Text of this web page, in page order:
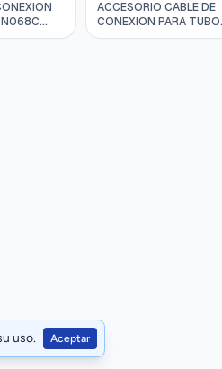
ACCESORIO CABLE DE
CONEXION PARA TUBO
LED DE SLIM BATTEN
uso. Aceptar